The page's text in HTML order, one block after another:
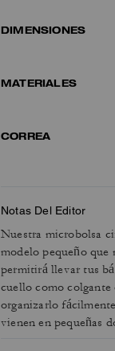
DIMENSIONES
MATERIALES
CORREA
Notas Del Editor
Nuestra microbolsa
modelo pequeño que
permitirá llevar tus
cuello como colgante
organizarlo
vienen en pequeñas